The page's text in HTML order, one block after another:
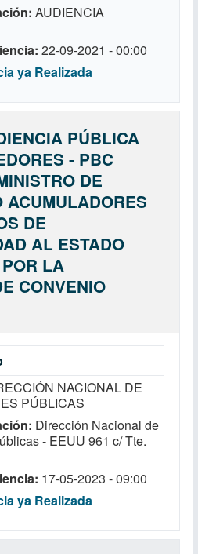
AUDIENCIA
22-09-2021 - 00:00
ya Realizada
PÚBLICA
- PBC
DE
ACUMULADORES
DE
AL ESTADO
LA
CONVENIO
NACIONAL DE
PÚBLICAS
Dirección Nacional de
- EEUU 961 c/ Tte.
17-05-2023 - 09:00
ya Realizada